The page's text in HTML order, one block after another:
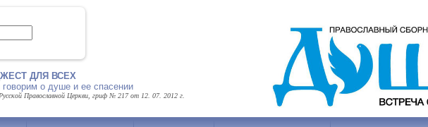
ДЛЯ ВСЕХ
о душе и ее спасении
Православной Церкви, гриф № 217 от 12. 07. 2012 г.